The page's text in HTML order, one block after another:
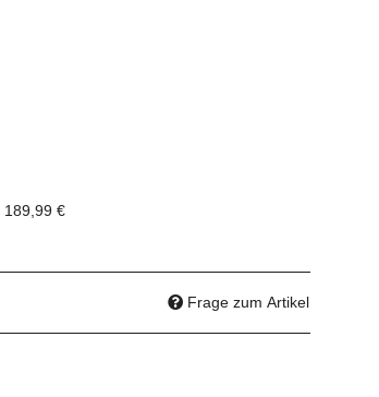
189,99 €
Frage zum Artikel